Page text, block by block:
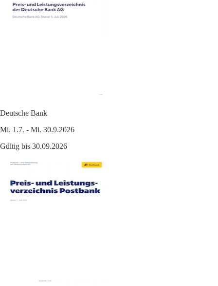
Deutsche Bank
Mi. 1.7. - Mi. 30.9.2026
Gültig bis 30.09.2026